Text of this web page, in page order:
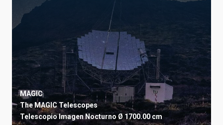
MAGIC
The MAGIC Telescopes
TelescopioImagenNocturno Ø 1700.00 cm